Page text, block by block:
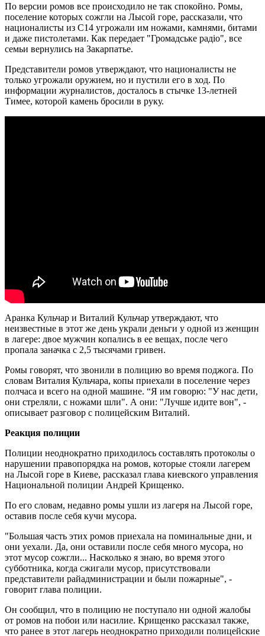
По версии ромов все происходило не так спокойно. Ромы,
поселение которых сожгли на Лысой горе, рассказали, что
националисты из С14 угрожали им ножами, камнями, битами
и даже пистолетами. Как передает "Громадське радіо", все
семьи вернулись на Закарпатье.
Представители ромов утверждают, что националисты не
только угрожали оружием, но и пустили его в ход. По
информации журналистов, досталось в стычке 13-летней
Тимее, которой камень бросили в руку.
Аранка Кульчар и Виталий Кульчар утверждают, что
неизвестные в этот же день украли деньги у одной из женщин
в лагере: двое мужчин копались в ее вещах, после чего
пропала заначка с 2,5 тысячами гривен.
Ромы говорят, что звонили в полицию во время поджога. По
словам Виталия Кульчара, копы приехали в поселение через
полчаса и всего на одной машине. “Я им говорю: "У нас дети,
они стреляли, с ножами шли". А они: "Лучше идите вон", -
описывает разговор с полицейским Виталий.
Реакция полиции
Полиции неоднократно приходилось составлять протоколы о
нарушении правопорядка на ромов, которые стояли лагерем
на Лысой горе в Киеве, рассказал глава киевского управления
Национальной полиции Андрей Крищенко.
По его словам, недавно ромы ушли из лагеря на Лысой горе,
оставив после себя кучи мусора.
"Большая часть этих ромов приехала на поминальные дни, и
они уехали. Да, они оставили после себя много мусора, но
этот мусор сожгли... Насколько я знаю, во время этого
субботника, когда сжигали мусор, присутствовали
представители райадминистрации и были пожарные", -
говорит глава полиции.
Он сообщил, что в полицию не поступало ни одной жалобы
от ромов на побои или насилие. Крищенко рассказал также,
что ранее в этот лагерь неоднократно приходили полицейские